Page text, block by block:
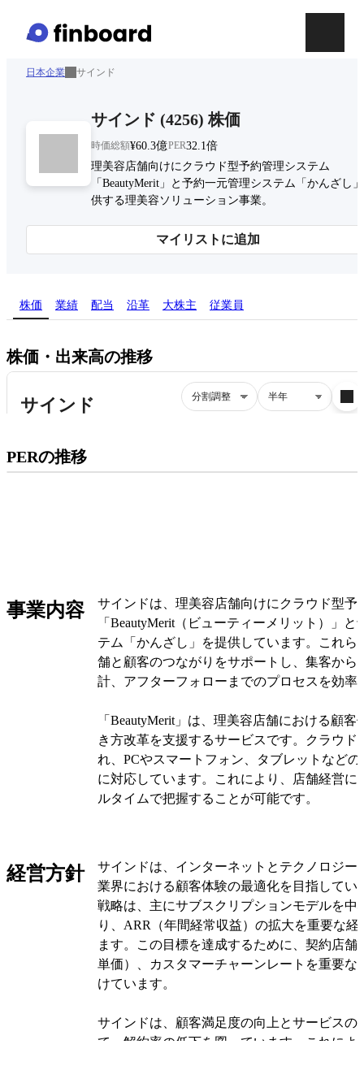
日本企業 サインド
サインド (4256) 株価
時価総額¥60.3億PER32.1倍
理美容店舗向けにクラウド型予約管理システム
「BeautyMerit」と予約一元管理システム「かんざし
供する理美容ソリューション事業。
マイリストに追加
株価 業績 配当 沿革 大株主 従業員
株価・出来高の推移
PERの推移プレミアム会員にご登録いただくと、
PERの推移にアクセスできます。
事業内容
サインドは、理美容店舗向けにクラウド型予
「BeautyMerit（ビューティーメリット）」
テム「かんざし」を提供しています。これら
舗と顧客のつながりをサポートし、集客から
計、アフターフォローまでのプロセスを効率
「BeautyMerit」は、理美容店舗における顧
き方改革を支援するサービスです。クラウド
れ、PCやスマートフォン、タブレットなど
に対応しています。これにより、店舗経営に
ルタイムで把握することが可能です。
を一元管理するシステムです。これにより、
が実現し、業務負担を大幅に削減します。ま
との連動により、会計業務も効率化されます
サインドのサービスは、理美容業界の課題に
やデータ分析機能も提供しています。これに
な収益源を確保し、経営指標を自動で見える
営をサポートします。これらの機能は、顧客
寄与しています。
経営方針
サインドは、インターネットとテクノロジー
業界における顧客体験の最適化を目指してい
戦略は、主にサブスクリプションモデルを中
り、ARR（年間経常収益）の拡大を重要な経
ます。この目標を達成するために、契約店舗
単価）、カスタマーチャーンレートを重要な
けています。
サインドは、顧客満足度の向上とサービスの
て、解約率の低下を図っています。これによ